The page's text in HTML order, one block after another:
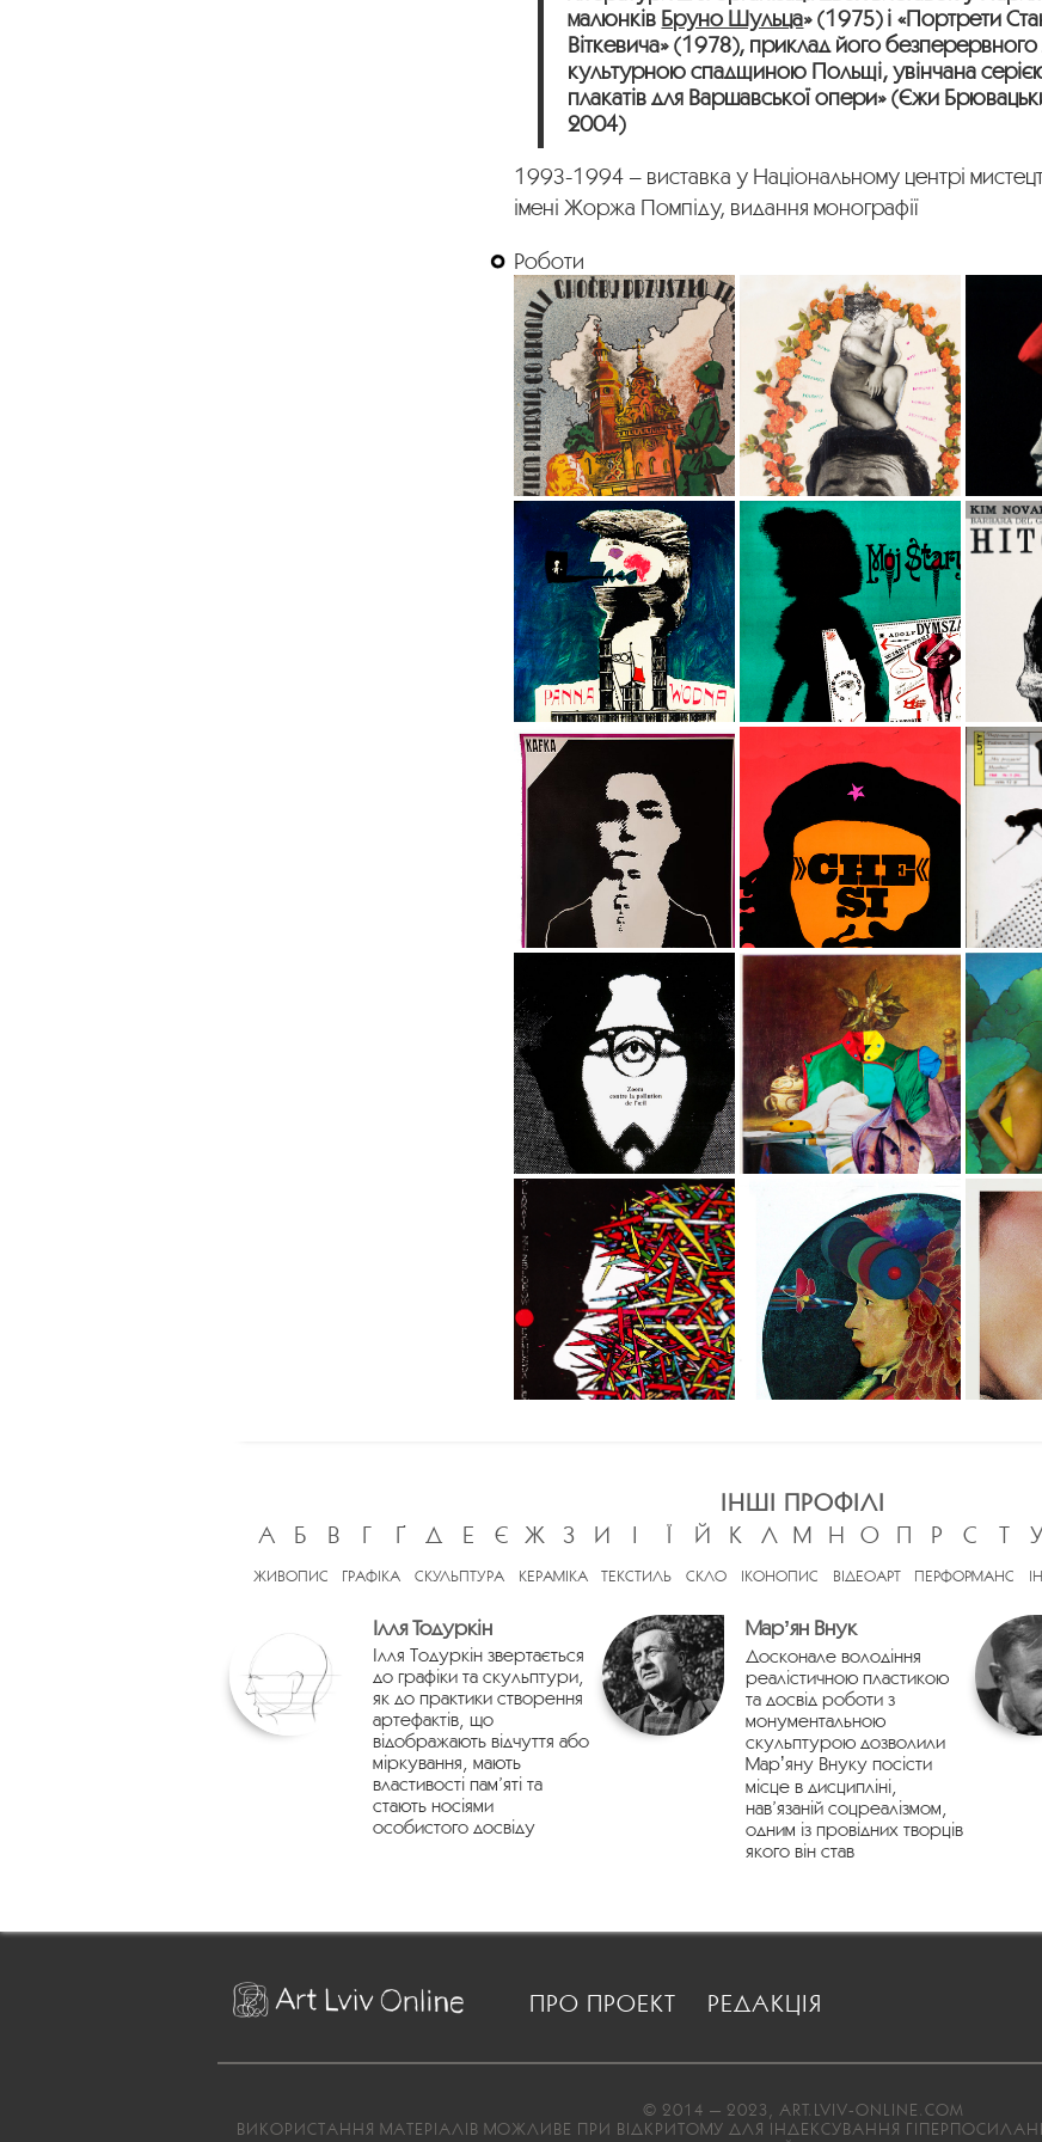
малюнків Бруно Шульца» (1975) і «Портрети
Віткевича» (1978), приклад його безперервного
культурною спадщиною Польщі, увінчана
плакатів для Варшавської опери» (Єжи
2004)
1993-1994 – виставка у Національному центрі
імені Жоржа Помпіду, видання монографії
Роботи
ІНШІ ПРОФІЛІ
А
Б В Г Ґ Д Е Є Ж З И І Ї Й К Л М Н О П Р С Т
ЖИВОПИС ГРАФІКА СКУЛЬПТУРА КЕРАМІКА ТЕКСТИЛЬ СКЛО ІКОНОПИС ВІДЕОАРТ ПЕРФОРМАНС
Ілля Тодуркін
Ілля Тодуркін звертається
до графіки та скульптури,
як до практики створення
артефактів, що
відображають відчуття або
міркування, мають
властивості пам’яті та
стають носіями
особистого досвіду
Марʼян Внук
Досконале володіння
реалістичною пластикою
та досвід роботи з
монументальною
скульптурою дозволили
Марʼяну Внуку посісти
місце в дисципліні,
нав’язаній соцреалізмом,
одним із провідних творців
якого він став
ПРО ПРОЕКТ РЕДАКЦІЯ
© 2014 — 2023, ART.LVIV-ONLINE.COM
ВИКОРИСТАННЯ МАТЕРІАЛІВ МОЖЛИВЕ ПРИ ВІДКРИТОМУ ДЛЯ ІНДЕКСУВАННЯ